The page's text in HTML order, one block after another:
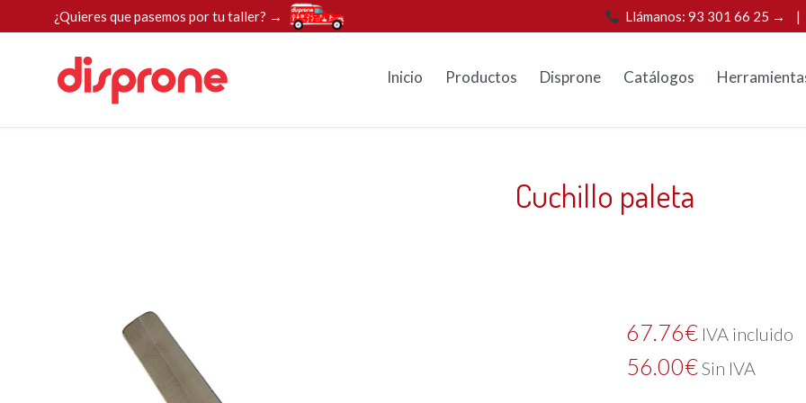
¿Quieres que pasemos por tu taller? → Llámanos: 93 301 66 25 → |
Inicio Productos Disprone Catálogos
Cuchillo paleta
67.76€ IVA incluido
56.00€Sin IVA